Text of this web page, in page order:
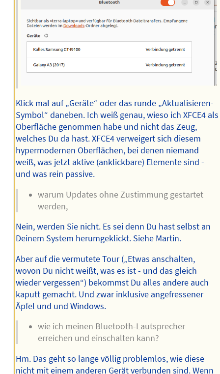
Klick mal auf „Geräte“ oder das runde „Aktualisieren-
Symbol“ daneben. Ich weiß genau, wieso ich XFCE4 als
Oberfläche genommen habe und nicht das Zeug,
welches Du da hast. XFCE4 verweigert sich diesem
hypermodernen Oberflächen, bei denen niemand
weiß, was jetzt aktive (anklickbare) Elemente sind -
und was rein passive.
warum Updates ohne Zustimmung gestartet
werden,
Nein, werden Sie nicht. Es sei denn Du hast selbst an
Deinem System herumgeklickt. Siehe Martin.
Aber auf die vermutete Tour („Etwas anschalten,
wovon Du nicht weißt, was es ist - und das gleich
wieder vergessen“) bekommst Du alles andere auch
kaputt gemacht. Und zwar inklusive angefressener
Äpfel und und Windows.
wie ich meinen Bluetooth-Lautsprecher
erreichen und einschalten kann?
Hm. Das geht so lange völlig problemlos, wie diese
nicht mit einem anderen Gerät verbunden sind. Wenn